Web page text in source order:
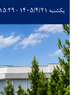
یکشنبه ۱۴۰۵/۴/۲۱ - ۱۵:۲۹